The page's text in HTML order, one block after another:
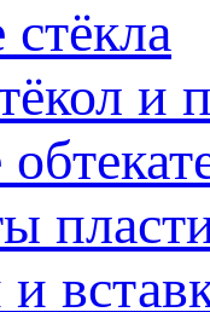
и